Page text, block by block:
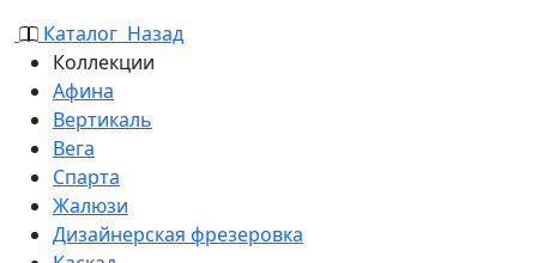
Каталог Назад
Коллекции
Афина
Вертикаль
Вега
Спарта
Жалюзи
Дизайнерская фрезеровка